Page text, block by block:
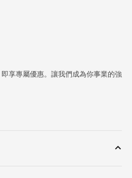
享專屬優惠。讓我們成為你事業的強